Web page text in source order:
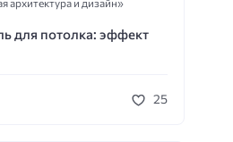
для потолка: эффект
25